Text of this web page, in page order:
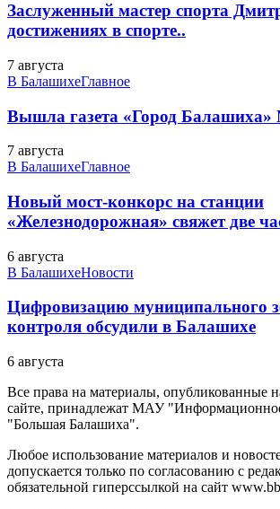
Заслуженный мастер спорта
достижениях в спорте..
7 августа
В БалашихеГлавное
Вышла газета «Город Балашиха»
7 августа
В БалашихеГлавное
Новый мост-конкорс на станции
«Железнодорожная» свяжет две
6 августа
В БалашихеНовости
Цифровизацию муниципального
контроля обсудили в Балашихе
6 августа
Все права на материалы, опубликованные
сайте, принадлежат МАУ
"Большая Балашиха".
Любое использование материалов и
допускается только по согласованию с
обязательной гиперссылкой на сайт